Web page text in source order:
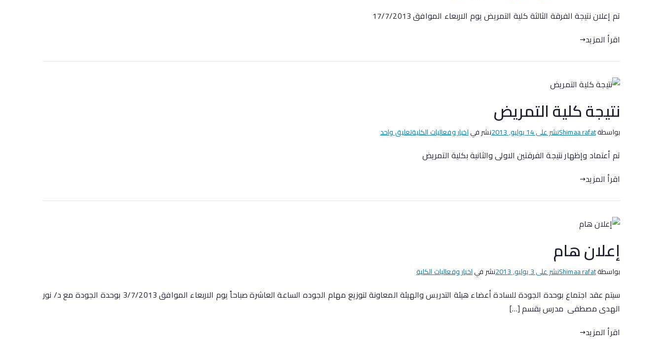
تم إعلان نتيجة الفرقة الثالثة كلية التمريض يوم الاربعاء الموافق 17/7/2013
اقرأ المزيد
نتيجة كلية التمريض
بواسطةShimaa rafatنشر على14 يوليو, 2013 نشر فياخبار وفعاليات الكليةتعليق واحد
تم أعتماد وإظهار نتيجة الفرقتين الاولى والثانية بكلية التمريض
اقرأ المزيد
إعلان هام
بواسطةShimaa rafatنشر على3 يوليو, 2013 نشر فياخبار وفعاليات الكلية
سيتم عقد اجتماع بوحدة الجودة للسادة أعضاء هيئة التدريس والهيئة المعاونة لتوزيع مهام الجوده الساعة العاشرة صباحاً يوم الاربعاء الموافق 3/7/2013 بوحدة الجودة مع د/ نور
الهدى مصطفى مدرس بقسم […]
اقرأ المزيد